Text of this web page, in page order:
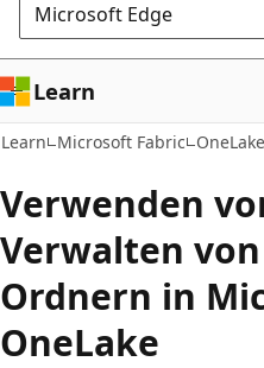
Microsoft Edge
Learn
Learn Microsoft Fabric OneLake
Verwenden
Verwalten
Ordnern in
OneLake